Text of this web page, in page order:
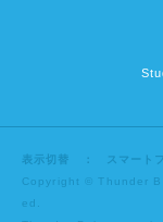
表示切替 ： スマート
Copyright © Thunder
ed.